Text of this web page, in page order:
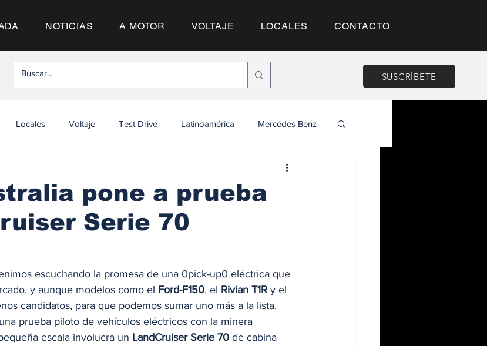
NOTICIAS A MOTOR VOLTAJE LOCALES CONTACTO
SUSCRÍBETE
Locales Voltaje Test Drive Latinoamérica Mercedes Benz
pone a prueba
Serie 70
escuchando la promesa de una 0pick-up0 eléctrica que
y aunque modelos como el Ford-F150, el Rivian T1R y el
candidatos, para que podemos sumar uno más a la lista.
prueba piloto de vehículos eléctricos con la minera
escala involucra un LandCruiser Serie 70 de cabina